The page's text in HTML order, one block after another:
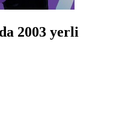
2003 yerli